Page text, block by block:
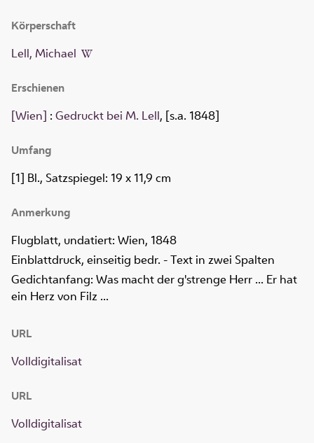
Körperschaft
Lell, Michael
Erschienen
[Wien] : Gedruckt bei M. Lell, [s.a. 1848]
Umfang
[1] Bl., Satzspiegel: 19 x 11,9 cm
Anmerkung
Flugblatt, undatiert: Wien, 1848
Einblattdruck, einseitig bedr. - Text in zwei Spalten
Gedichtanfang: Was macht der g'strenge Herr ... Er hat
ein Herz von Filz ...
URL
Volldigitalisat
URL
Volldigitalisat